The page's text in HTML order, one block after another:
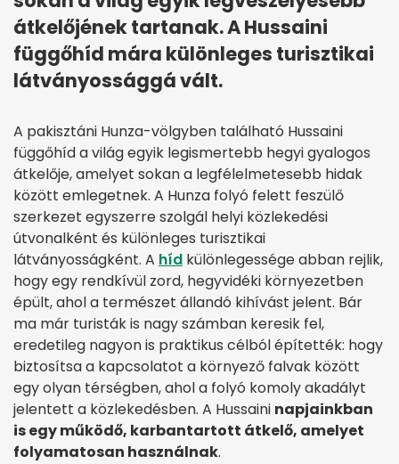
átkelőjének tartanak. A Hussaini
függőhíd mára különleges turisztikai
látványossággá vált.
A pakisztáni Hunza-völgyben található Hussaini
függőhíd a világ egyik legismertebb hegyi gyalogos
átkelője, amelyet sokan a legfélelmetesebb hidak
között emlegetnek. A Hunza folyó felett feszülő
szerkezet egyszerre szolgál helyi közlekedési
útvonalként és különleges turisztikai
látványosságként. A híd különlegessége abban rejlik,
hogy egy rendkívül zord, hegyvidéki környezetben
épült, ahol a természet állandó kihívást jelent. Bár
ma már turisták is nagy számban keresik fel,
eredetileg nagyon is praktikus célból építették: hogy
biztosítsa a kapcsolatot a környező falvak között
egy olyan térségben, ahol a folyó komoly akadályt
jelentett a közlekedésben. A Hussaini napjainkban
is egy működő, karbantartott átkelő, amelyet
folyamatosan használnak.